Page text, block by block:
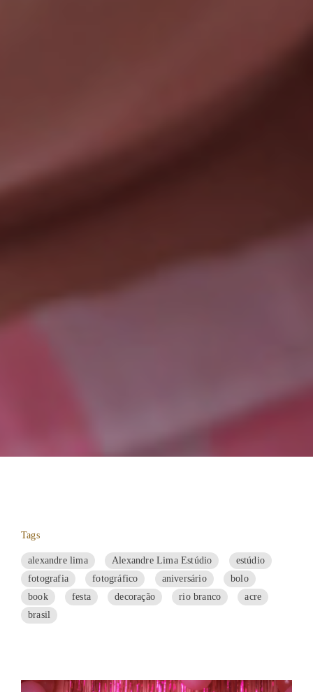
Tags
alexandre lima Alexandre Lima Estúdio
estúdio
fotografia
fotográfico aniversário
bolo
book
festa decoração rio branco
acre
brasil